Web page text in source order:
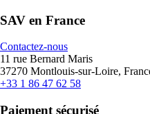
SAV en France
Contactez-nous
11 rue Bernard Maris
37270 Montlouis-sur-Loire,
+33 1 86 47 62 58
Paiement sécurisé